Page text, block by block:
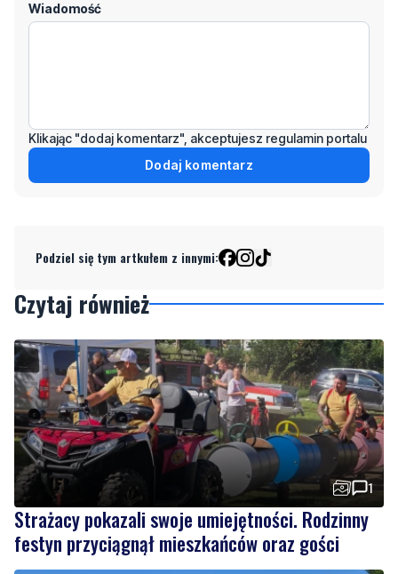
Wiadomość
Klikając "dodaj komentarz", akceptujesz regulamin portalu
Dodaj komentarz
Podziel się tym artkułem z innymi:
Czytaj również
1
Strażacy pokazali swoje umiejętności. Rodzinny
festyn przyciągnął mieszkańców oraz gości